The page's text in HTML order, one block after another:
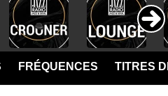
FRÉQUENCES TITRES